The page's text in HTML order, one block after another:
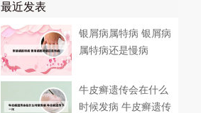
最近发表
银屑病属特病 银屑病
属特病还是慢病
牛皮癣遗传会在什么
时候发病 牛皮癣遗传